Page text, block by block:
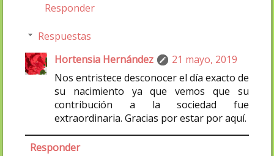
Responder
Respuestas
Hortensia Hernández
21 mayo, 2019
Nos entristece desconocer el día exacto de
su nacimiento ya que vemos que su
contribución a la sociedad fue
extraordinaria. Gracias por estar por aquí.
Responder